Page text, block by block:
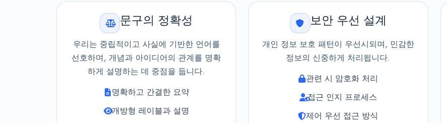
문구의 정확성
우리는 중립적이고 사실에 기반한 언어를
선호하며, 개념과 아이디어의 관계를 명확
하게 설명하는 데 중점을 둡니다.
명확하고 간결한 요약
개방형 레이블과 설명
보안 우선 설계
개인 정보 보호 패턴이 우선시되며, 민감한
정보의 신중하게 처리됩니다.
관련 시 암호화 처리
접근 인지 프로세스
제어 우선 접근 방식